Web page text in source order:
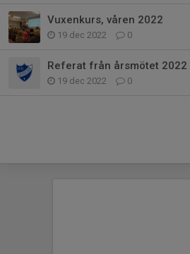
Vuxenkurs, våren 2022
19 dec 2022 0
Referat från årsmötet 2022
19 dec 2022 0